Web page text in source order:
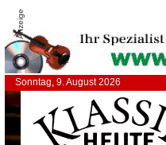
Anzeige
Sonntag, 9. August 2026